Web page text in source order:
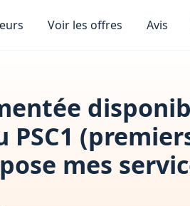
Voir les offres Avis
PSC1
mes